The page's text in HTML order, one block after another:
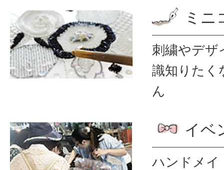
ミニ
刺繍やデザ
識知りたく
ん
イベ
ハンドメイ